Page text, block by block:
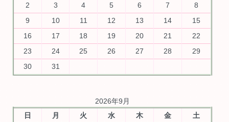
2
3 4 5 6 7
8
9
10 11 12 13 14
15
16
17 18 19 20 21
22
23
24 25 26 27 28
29
30
31
2026年9月
日
月 火 水 木 金
土